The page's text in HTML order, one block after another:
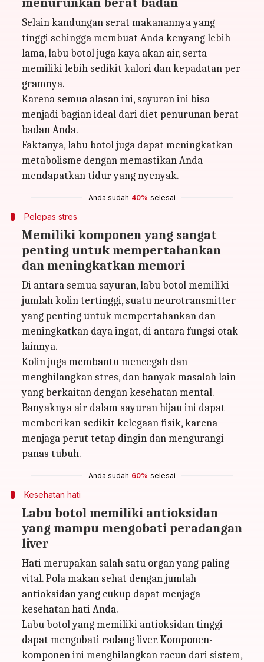
Selain kandungan serat makanannya yang
tinggi sehingga membuat Anda kenyang lebih
lama, labu botol juga kaya akan air, serta
memiliki lebih sedikit kalori dan kepadatan per
gramnya.
Karena semua alasan ini, sayuran ini bisa
menjadi bagian ideal dari diet penurunan berat
badan Anda.
Faktanya, labu botol juga dapat meningkatkan
metabolisme dengan memastikan Anda
mendapatkan tidur yang nyenyak.
Anda sudah 40% selesai
Pelepas stres
Memiliki komponen yang sangat
penting untuk mempertahankan
dan meningkatkan memori
Di antara semua sayuran, labu botol memiliki
jumlah kolin tertinggi, suatu neurotransmitter
yang penting untuk mempertahankan dan
meningkatkan daya ingat, di antara fungsi otak
lainnya.
Kolin juga membantu mencegah dan
menghilangkan stres, dan banyak masalah lain
yang berkaitan dengan kesehatan mental.
Banyaknya air dalam sayuran hijau ini dapat
memberikan sedikit kelegaan fisik, karena
menjaga perut tetap dingin dan mengurangi
panas tubuh.
Anda sudah 60% selesai
Kesehatan hati
Labu botol memiliki antioksidan
yang mampu mengobati peradangan
liver
Hati merupakan salah satu organ yang paling
vital. Pola makan sehat dengan jumlah
antioksidan yang cukup dapat menjaga
kesehatan hati Anda.
Labu botol yang memiliki antioksidan tinggi
dapat mengobati radang liver. Komponen-
komponen ini menghilangkan racun dari sistem,